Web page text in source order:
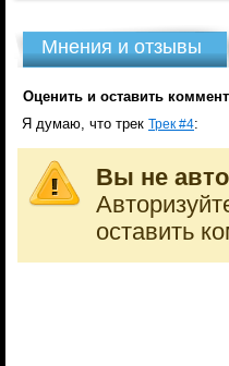
Мнения и отзывы
Оценить и оставить
Я думаю, что трек Трек #4:
Вы не
оставить